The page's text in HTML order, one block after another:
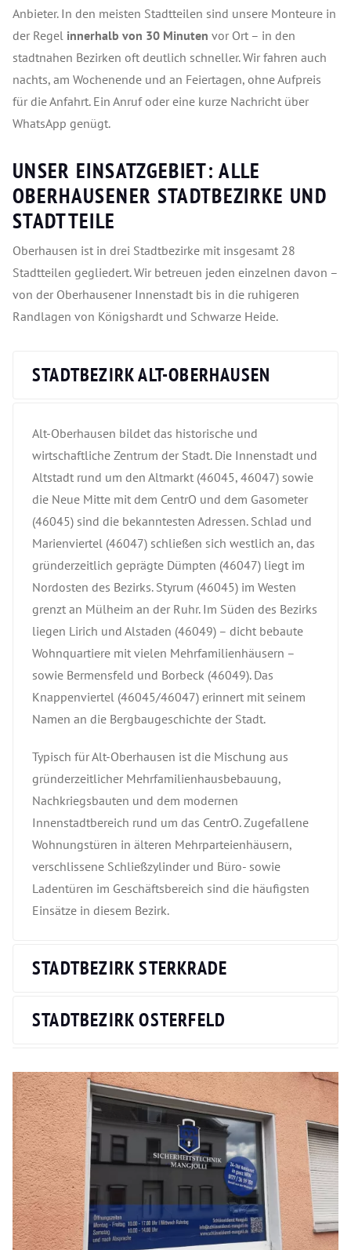
Anbieter. In den meisten Stadtteilen sind unsere Monteure in
der Regel innerhalb von 30 Minuten vor Ort – in den
stadtnahen Bezirken oft deutlich schneller. Wir fahren auch
nachts, am Wochenende und an Feiertagen, ohne Aufpreis
für die Anfahrt. Ein Anruf oder eine kurze Nachricht über
WhatsApp genügt.
UNSER EINSATZGEBIET: ALLE
OBERHAUSENER STADTBEZIRKE UND
STADTTEILE
Oberhausen ist in drei Stadtbezirke mit insgesamt 28
Stadtteilen gegliedert. Wir betreuen jeden einzelnen davon –
von der Oberhausener Innenstadt bis in die ruhigeren
Randlagen von Königshardt und Schwarze Heide.
STADTBEZIRK ALT-OBERHAUSEN
Alt-Oberhausen bildet das historische und
wirtschaftliche Zentrum der Stadt. Die Innenstadt und
Altstadt rund um den Altmarkt (46045, 46047) sowie
die Neue Mitte mit dem CentrO und dem Gasometer
(46045) sind die bekanntesten Adressen. Schlad und
Marienviertel (46047) schließen sich westlich an, das
gründerzeitlich geprägte Dümpten (46047) liegt im
Nordosten des Bezirks. Styrum (46045) im Westen
grenzt an Mülheim an der Ruhr. Im Süden des Bezirks
liegen Lirich und Alstaden (46049) – dicht bebaute
Wohnquartiere mit vielen Mehrfamilienhäusern –
sowie Bermensfeld und Borbeck (46049). Das
Knappenviertel (46045/46047) erinnert mit seinem
Namen an die Bergbaugeschichte der Stadt.
Typisch für Alt-Oberhausen ist die Mischung aus
gründerzeitlicher Mehrfamilienhausbebauung,
Nachkriegsbauten und dem modernen
Innenstadtbereich rund um das CentrO. Zugefallene
Wohnungstüren in älteren Mehrparteienhäusern,
verschlissene Schließzylinder und Büro- sowie
Ladentüren im Geschäftsbereich sind die häufigsten
Einsätze in diesem Bezirk.
STADTBEZIRK STERKRADE
STADTBEZIRK OSTERFELD